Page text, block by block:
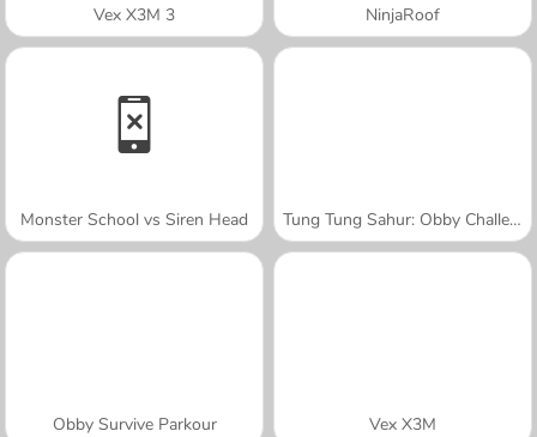
Vex X3M 3 NinjaRoof
Monster School vs Siren Head Tung Tung Sahur: Obby Challenge
Obby Survive Parkour Vex X3M